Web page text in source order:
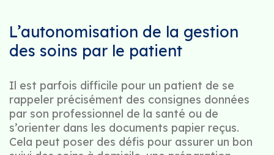
L’autonomisation de la gestion
des soins par le patient
Il est parfois difficile pour un patient de se
rappeler précisément des consignes données
par son professionnel de la santé ou de
s’orienter dans les documents papier reçus.
Cela peut poser des défis pour assurer un bon